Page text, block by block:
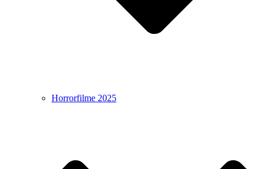
Horrorfilme 2025